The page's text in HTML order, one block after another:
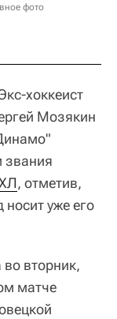
фото
хоккеист
Мозякин
звания
, отметив,
носит уже его
вторник,
матче